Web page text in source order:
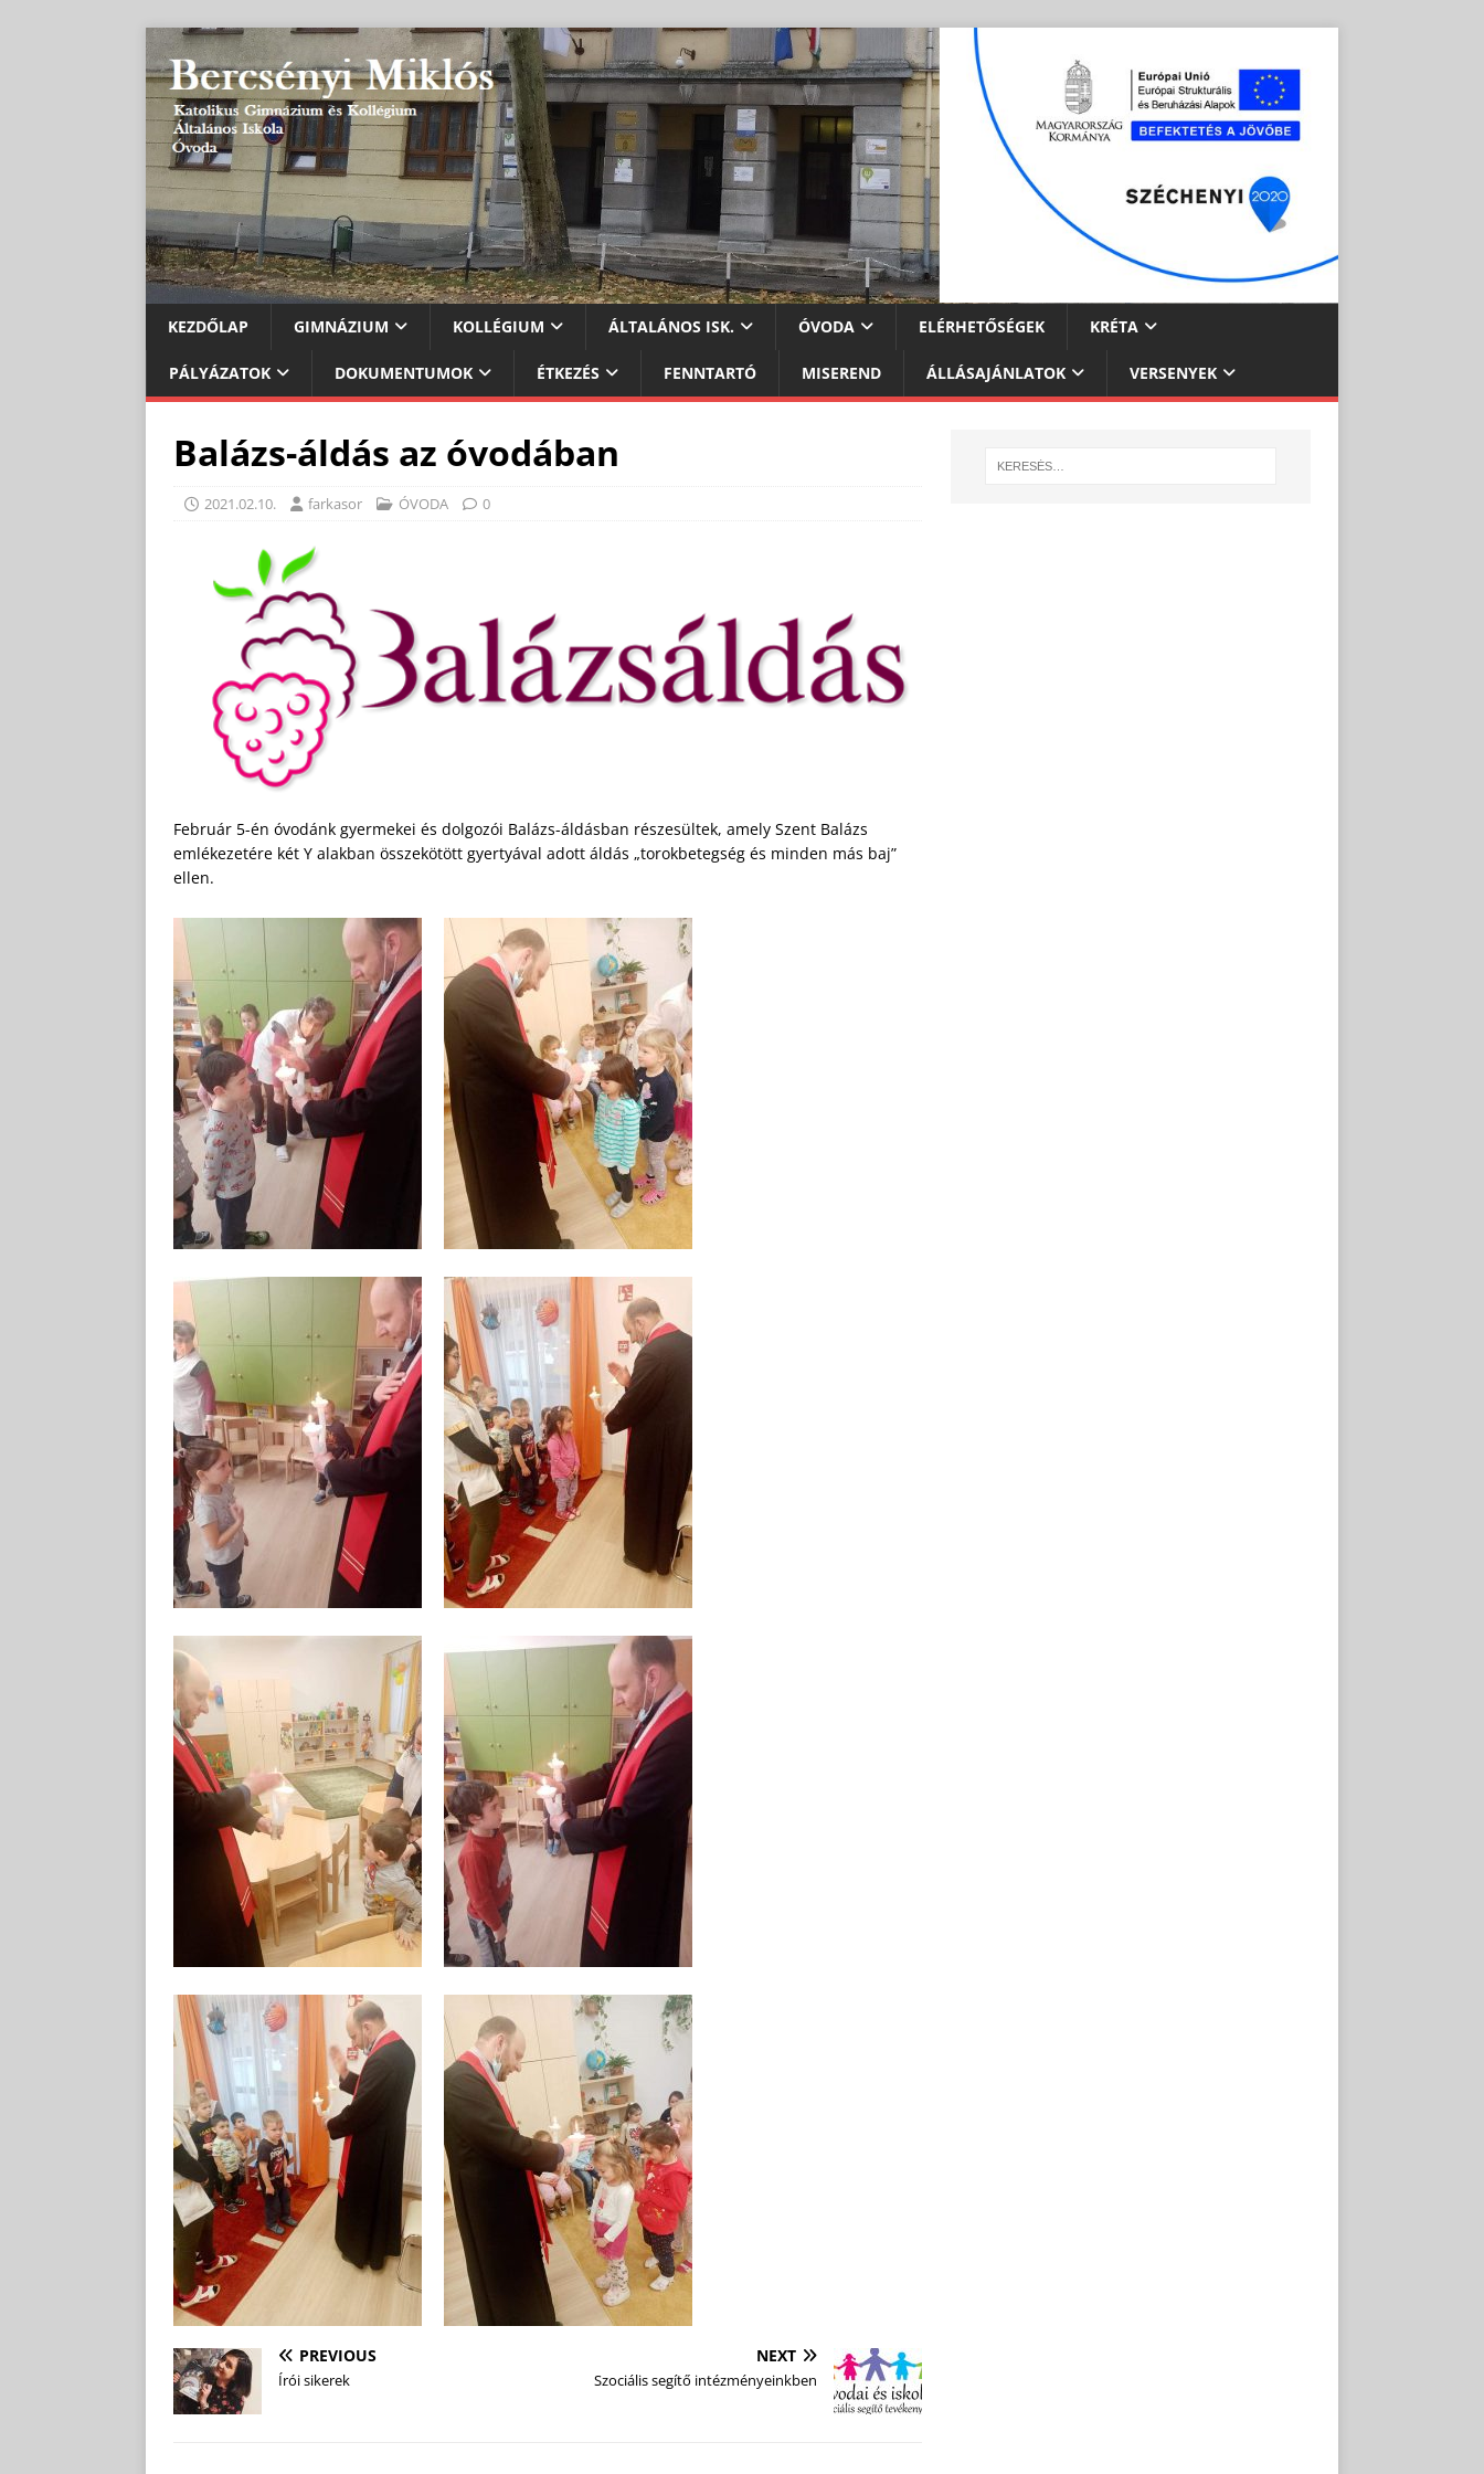
KEZDŐLAP GIMNÁZIUM KOLLÉGIUM ÁLTALÁNOS ISK. ÓVODA ELÉRHETŐSÉGEK KRÉTA
PÁLYÁZATOK DOKUMENTUMOK ÉTKEZÉS FENNTARTÓ MISEREND ÁLLÁSAJÁNLATOK VERSENYEK
Balázs-áldás az óvodában
2021.02.10. farkasor ÓVODA 0
Február 5-én óvodánk gyermekei és dolgozói Balázs-áldásban részesültek, amely Szent Balázs
emlékezetére két Y alakban összekötött gyertyával adott áldás „torokbetegség és minden más baj”
ellen.
PREVIOUS
Írói sikerek
NEXT
Szociális segítő intézményeinkben